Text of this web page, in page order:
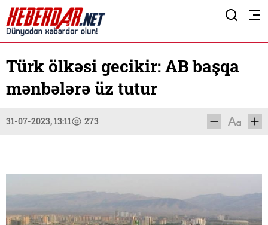
Türk ölkəsi gecikir: AB başqa
mənbələrə üz tutur
31-07-2023, 13:11 273